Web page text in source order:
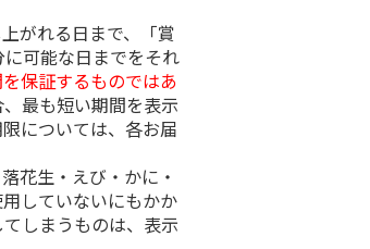
がれる日まで、「賞
可能な日までをそれ
保証するものではあ
最も短い期間を表示
については、各お届
花生・えび・かに・
していないにもかか
しまうものは、表示